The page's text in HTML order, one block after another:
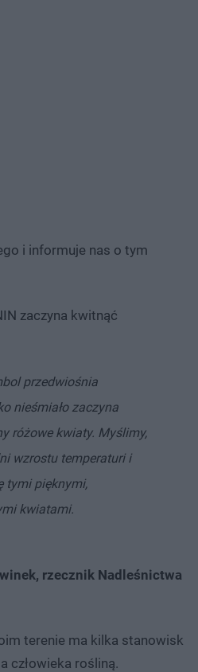
i informuje nas o tym
zaczyna kwitnąć
przedwiośnia
nieśmiało zaczyna
różowe kwiaty. Myślimy,
wzrostu temperaturi i
tymi pięknymi,
kwiatami.
rzecznik Nadleśnictwa
terenie ma kilka stanowisk
człowieka rośliną.